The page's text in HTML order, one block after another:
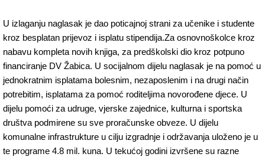
U izlaganju naglasak je dao poticajnoj strani za učenike i studente
kroz besplatan prijevoz i isplatu stipendija.Za osnovnoškolce kroz
nabavu kompleta novih knjiga, za predškolski dio kroz potpuno
financiranje DV Žabica. U socijalnom dijelu naglasak je na pomoć u
jednokratnim isplatama bolesnim, nezaposlenim i na drugi način
potrebitim, isplatama za pomoć roditeljima novorođene djece. U
dijelu pomoći za udruge, vjerske zajednice, kulturna i sportska
društva podmirene su sve proračunske obveze. U dijelu
komunalne infrastrukture u cilju izgradnje i održavanja uloženo je u
te programe 4.8 mil. kuna. U tekućoj godini izvršene su razne